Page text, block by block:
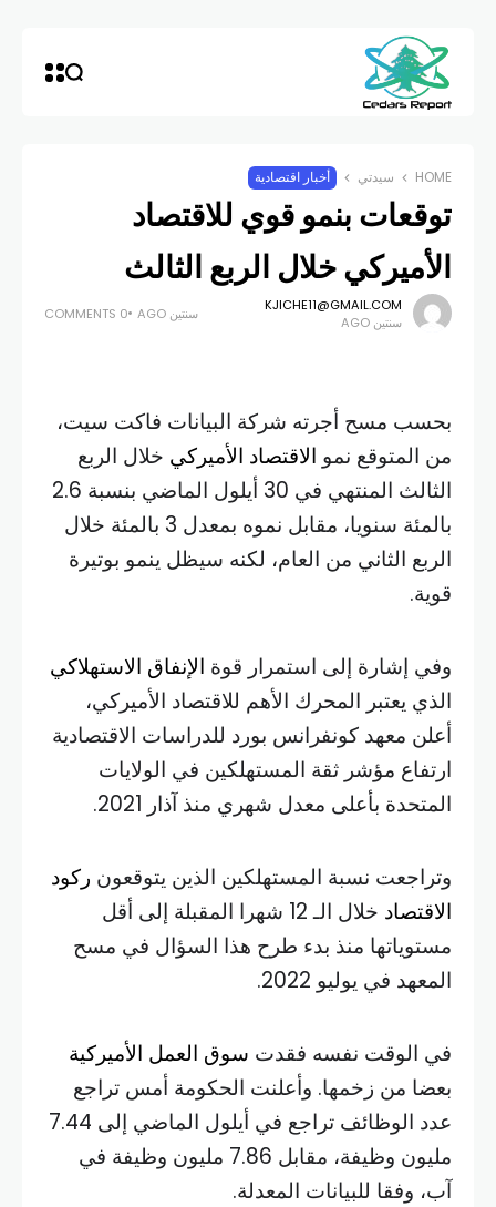
HOME سيدتي أخبار اقتصادية
توقعات بنمو قوي للاقتصاد
الأميركي خلال الربع الثالث
KJICHE11@GMAIL.COM
سنتين AGO
سنتين AGO 0 COMMENTS
بحسب مسح أجرته شركة البيانات فاكت سيت،
من المتوقع نمو الاقتصاد الأميركي خلال الربع
الثالث المنتهي في 30 أيلول الماضي بنسبة 2.6
بالمئة سنويا، مقابل نموه بمعدل 3 بالمئة خلال
الربع الثاني من العام، لكنه سيظل ينمو بوتيرة
قوية.
وفي إشارة إلى استمرار قوة الإنفاق الاستهلاكي
الذي يعتبر المحرك الأهم للاقتصاد الأميركي،
أعلن معهد كونفرانس بورد للدراسات الاقتصادية
ارتفاع مؤشر ثقة المستهلكين في الولايات
المتحدة بأعلى معدل شهري منذ آذار 2021.
وتراجعت نسبة المستهلكين الذين يتوقعون ركود
الاقتصاد
خلال الـ 12 شهرا المقبلة إلى أقل
مستوياتها منذ بدء طرح هذا السؤال في مسح
المعهد في يوليو 2022.
في الوقت نفسه فقدت سوق العمل الأميركية
بعضا من زخمها. وأعلنت الحكومة أمس تراجع
عدد الوظائف تراجع في أيلول الماضي إلى 7.44
مليون وظيفة، مقابل 7.86 مليون وظيفة في
آب، وفقا للبيانات المعدلة.